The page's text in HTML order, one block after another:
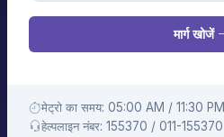
मार्ग खोजें
मेट्रो का समय: 05:00 AM / 11:30 PM
हेल्पलाइन नंबर: 155370 / 011-155370